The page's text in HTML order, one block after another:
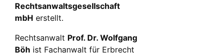
Rechtsanwaltsgesellschaft
mbH erstellt.
Rechtsanwalt Prof. Dr. Wolfgang
Böh ist Fachanwalt für Erbrecht